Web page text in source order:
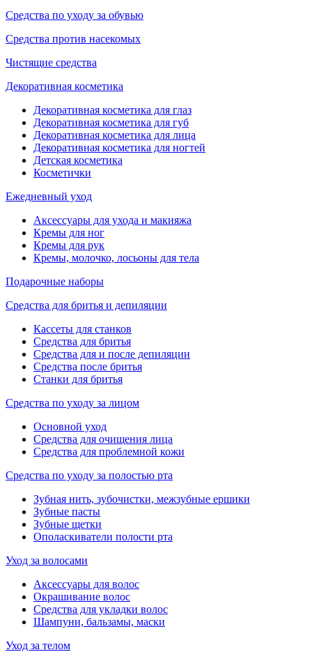
Средства по уходу за обувью
Средства против насекомых
Чистящие средства
Декоративная косметика
Декоративная косметика для глаз
Декоративная косметика для губ
Декоративная косметика для лица
Декоративная косметика для ногтей
Детская косметика
Косметички
Ежедневный уход
Аксессуары для ухода и макияжа
Кремы для ног
Кремы для рук
Кремы, молочко, лосьоны для тела
Подарочные наборы
Средства для бритья и депиляции
Кассеты для станков
Средства для бритья
Средства для и после депиляции
Средства после бритья
Станки для бритья
Средства по уходу за лицом
Основной уход
Средства для очищения лица
Средства для проблемной кожи
Средства по уходу за полостью рта
Зубная нить, зубочистки, межзубные ершики
Зубные пасты
Зубные щетки
Ополаскиватели полости рта
Уход за волосами
Аксессуары для волос
Окрашивание волос
Средства для укладки волос
Шампуни, бальзамы, маски
Уход за телом